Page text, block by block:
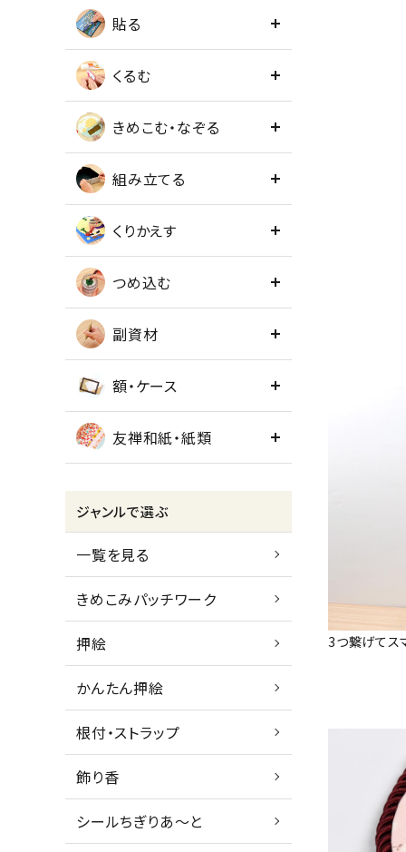
貼る
くるむ
きめこむ・なぞる
組み立てる
くりかえす
つめ込む
副資材
額・ケース
友禅和紙・紙類
ジャンルで選ぶ
一覧を見る
きめこみパッチワーク
押絵
かんたん押絵
根付・ストラップ
飾り香
シールちぎりあ～と
3つ繋げてス